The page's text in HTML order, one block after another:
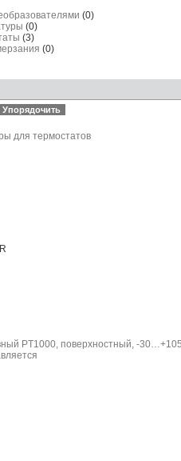
(0)
(0)
(3)
(0)
для термостатов
PT1000, поверхностный, -